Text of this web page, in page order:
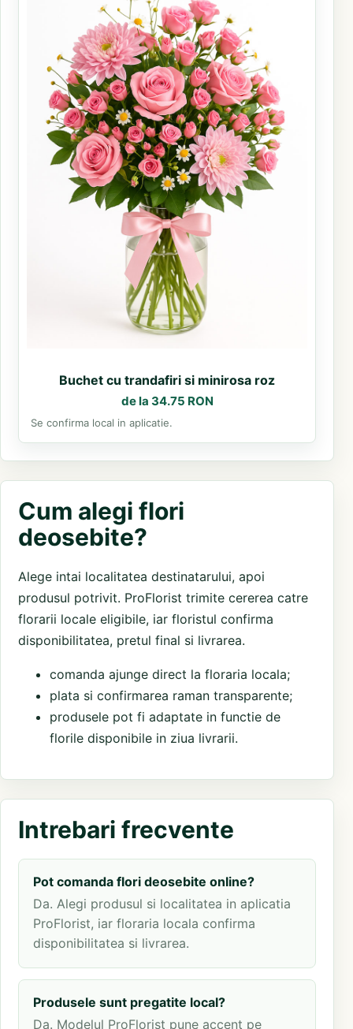
Buchet cu trandafiri si minirosa roz
de la 34.75 RON
Se confirma local in aplicatie.
Cum alegi flori
deosebite?
Alege intai localitatea destinatarului, apoi
produsul potrivit. ProFlorist trimite cererea catre
florarii locale eligibile, iar floristul confirma
disponibilitatea, pretul final si livrarea.
comanda ajunge direct la floraria locala;
plata si confirmarea raman transparente;
produsele pot fi adaptate in functie de
florile disponibile in ziua livrarii.
Intrebari frecvente
Pot comanda flori deosebite online?
Da. Alegi produsul si localitatea in aplicatia
ProFlorist, iar floraria locala confirma
disponibilitatea si livrarea.
Produsele sunt pregatite local?
Da. Modelul ProFlorist pune accent pe